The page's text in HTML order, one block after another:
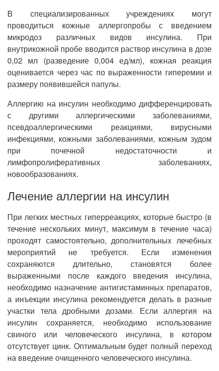
В специализированных учреждениях могут
проводиться кожные аллергопробы с введением
микродоз различных видов инсулина. При
внутрикожной пробе вводится раствор инсулина в дозе
0,02 мл (разведение 0,004 ед/мл), кожная реакция
оценивается через час по выраженности гиперемии и
размеру появившейся папулы.
Аллергию на инсулин необходимо дифференцировать
с другими аллергическими заболеваниями,
псевдоаллергическими реакциями, вирусными
инфекциями, кожными заболеваниями, кожным зудом
при почечной недостаточности и
лимфопролиферативных заболеваниях,
новообразованиях.
Лечение аллергии на инсулин
При легких местных гиперреакциях, которые быстро (в
течение нескольких минут, максимум в течение часа)
проходят самостоятельно, дополнительных лечебных
мероприятий не требуется. Если изменения
сохраняются длительно, становятся более
выраженными после каждого введения инсулина,
необходимо назначение антигистаминных препаратов,
а инъекции инсулина рекомендуется делать в разные
участки тела дробными дозами. Если аллергия на
инсулин сохраняется, необходимо использование
свиного или человеческого инсулина, в котором
отсутствует цинк. Оптимальным будет полный переход
на введение очищенного человеческого инсулина.